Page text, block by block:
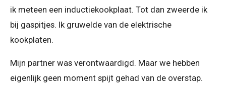
ik meteen een inductiekookplaat. Tot dan zweerde ik
bij gaspitjes. Ik gruwelde van de elektrische
kookplaten.
Mijn partner was verontwaardigd. Maar we hebben
eigenlijk geen moment spijt gehad van de overstap.